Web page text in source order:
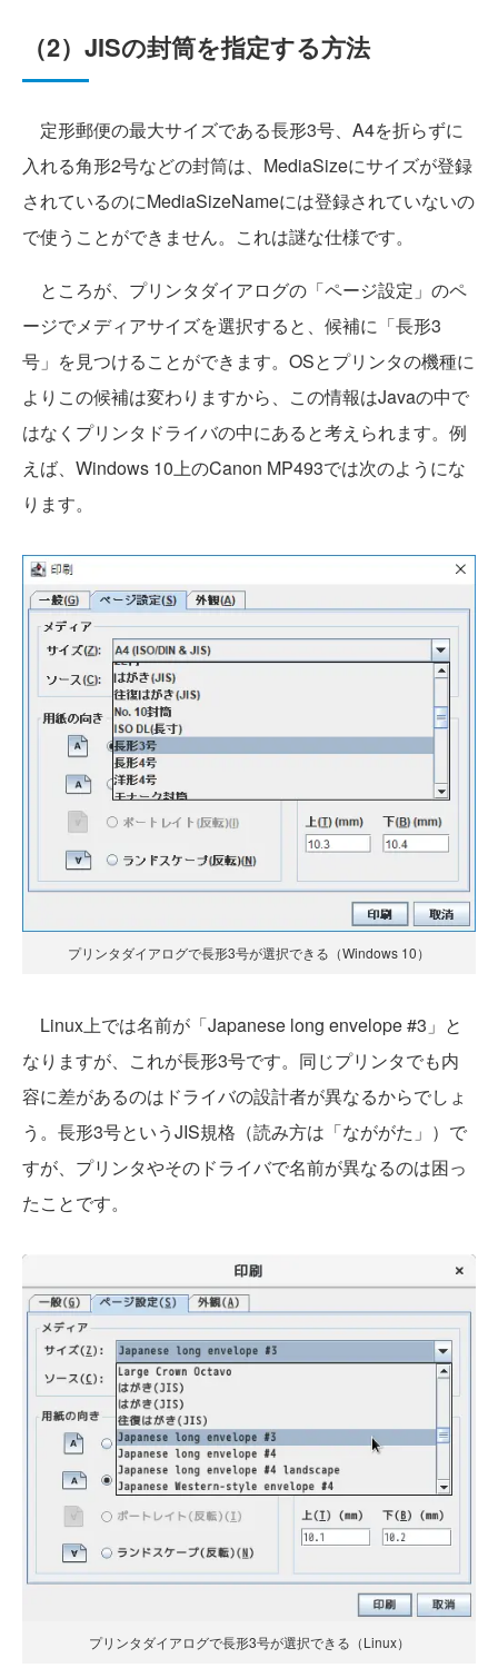
（2）JISの封筒を指定する方法
定形郵便の最大サイズである長形3号、A4を折らずに
入れる角形2号などの封筒は、MediaSizeにサイズが登録
されているのにMediaSizeNameには登録されていないの
で使うことができません。これは謎な仕様です。
ところが、プリンタダイアログの「ページ設定」のペ
ージでメディアサイズを選択すると、候補に「長形3
号」を見つけることができます。OSとプリンタの機種に
よりこの候補は変わりますから、この情報はJavaの中で
はなくプリンタドライバの中にあると考えられます。例
えば、Windows 10上のCanon MP493では次のようにな
ります。
プリンタダイアログで長形3号が選択できる（Windows 10）
Linux上では名前が「Japanese long envelope #3」と
なりますが、これが長形3号です。同じプリンタでも内
容に差があるのはドライバの設計者が異なるからでしょ
う。長形3号というJIS規格（読み方は「なががた」）で
すが、プリンタやそのドライバで名前が異なるのは困っ
たことです。
プリンタダイアログで長形3号が選択できる（Linux）